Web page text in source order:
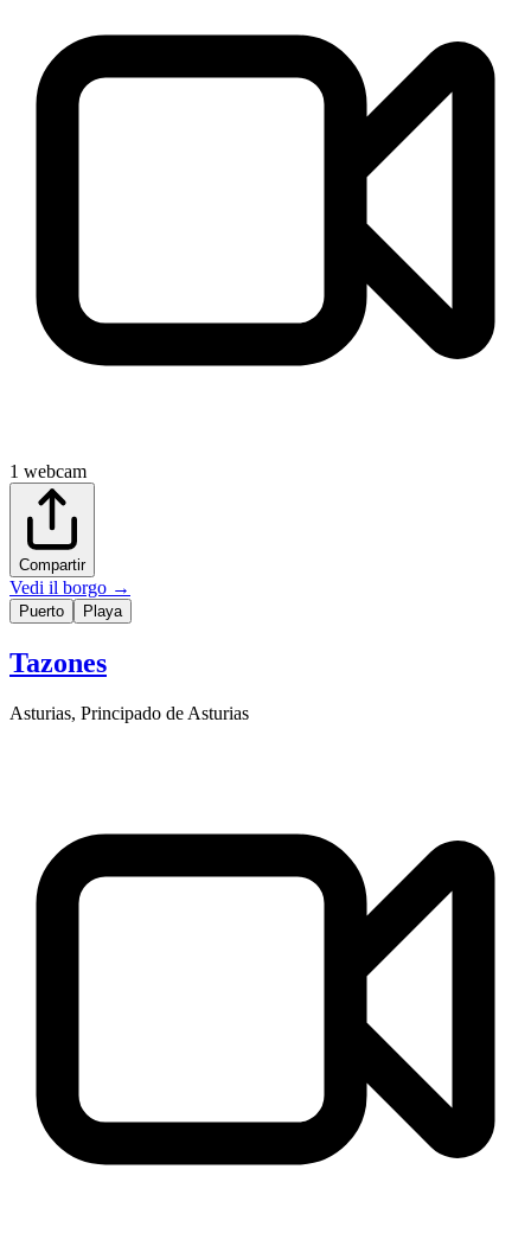
1 webcam
Compartir
Vedi il borgo →
Puerto Playa
Tazones
Asturias, Principado de Asturias